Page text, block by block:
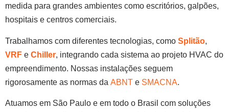
medida para grandes ambientes como escritórios, galpões,
hospitais e centros comerciais.
Trabalhamos com diferentes tecnologias, como Splitão,
VRF e Chiller, integrando cada sistema ao projeto HVAC do
empreendimento. Nossas instalações seguem
rigorosamente as normas da ABNT e SMACNA.
Atuamos em São Paulo e em todo o Brasil com soluções